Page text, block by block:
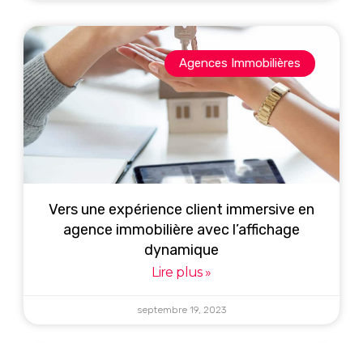
Agences Immobilières
Vers une expérience client immersive en
agence immobilière avec l’affichage
dynamique
Lire plus »
septembre 19, 2023